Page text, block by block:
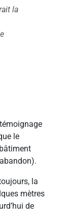
la
le
la
mètres
de